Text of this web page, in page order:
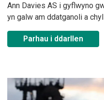
Ann Davies AS i gyflwyno
yn galw am ddatganoli a
Parhau i ddarllen